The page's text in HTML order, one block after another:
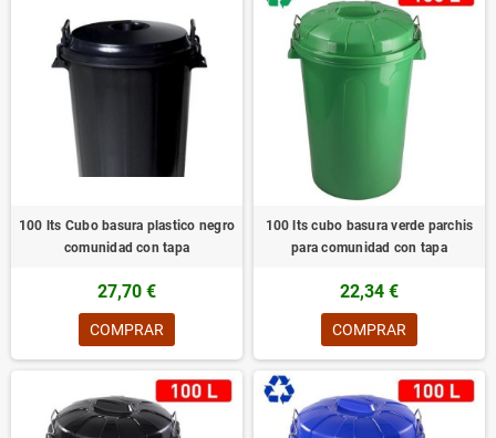
100 lts Cubo basura plastico negro
comunidad con tapa
27,70 €
COMPRAR
100 lts cubo basura verde parchis
para comunidad con tapa
22,34 €
COMPRAR